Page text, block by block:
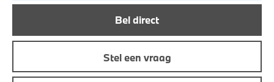
Bel direct
Stel een vraag